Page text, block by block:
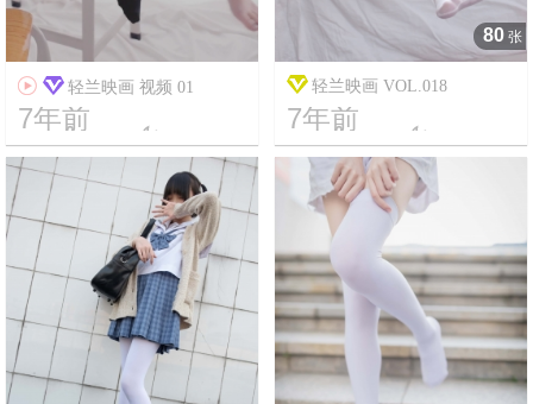
 轻兰映画 视频 01
7年前
18 27296
80 张
轻兰映画 VOL.018
7年前
19 15016